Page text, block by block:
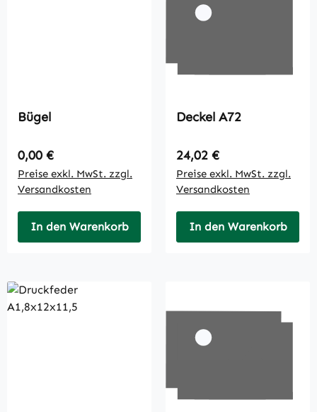
Bügel
Regulärer Preis:
0,00 €
Preise exkl. MwSt. zzgl.
Versandkosten
In den Warenkorb
Deckel A72
Regulärer Preis:
24,02 €
Preise exkl. MwSt. zzgl.
Versandkosten
In den Warenkorb